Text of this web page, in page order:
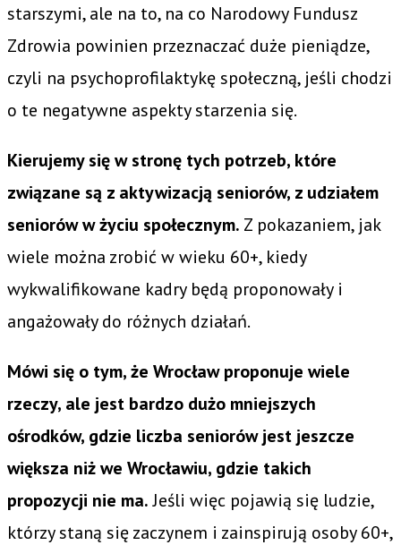
starszymi, ale na to, na co Narodowy Fundusz
Zdrowia powinien przeznaczać duże pieniądze,
czyli na psychoprofilaktykę społeczną, jeśli chodzi
o te negatywne aspekty starzenia się.
Kierujemy się w stronę tych potrzeb, które
związane są z aktywizacją seniorów, z udziałem
seniorów w życiu społecznym. Z pokazaniem, jak
wiele można zrobić w wieku 60+, kiedy
wykwalifikowane kadry będą proponowały i
angażowały do różnych działań.
Mówi się o tym, że Wrocław proponuje wiele
rzeczy, ale jest bardzo dużo mniejszych
ośrodków, gdzie liczba seniorów jest jeszcze
większa niż we Wrocławiu, gdzie takich
propozycji nie ma.Jeśli więc pojawią się ludzie,
którzy staną się zaczynem i zainspirują osoby 60+,